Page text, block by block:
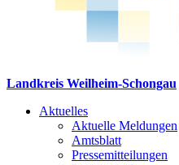
Landkreis Weilheim-Schongau
Aktuelles
Aktuelle Meldungen
Amtsblatt
Pressemitteilungen